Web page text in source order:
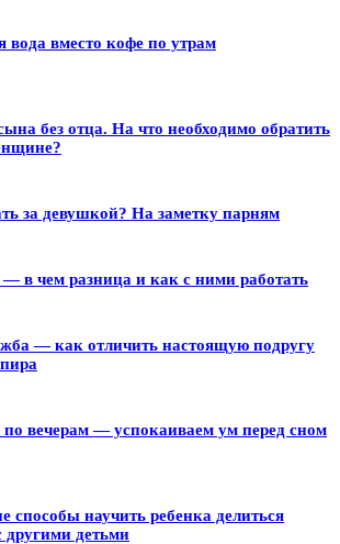
вода вместо кофе по утрам
без отца. На что необходимо обратить
за девушкой? На заметку парням
в чем разница и как с ними работать
— как отличить настоящую подругу
по вечерам — успокаиваем ум перед сном
способы научить ребенка делиться
детьми